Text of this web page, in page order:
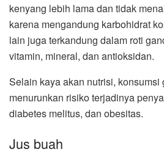
kenyang lebih lama dan tidak
karena mengandung karbohidrat
lain juga terkandung dalam roti
vitamin, mineral, dan antioksidan.
Selain kaya akan nutrisi,
menurunkan risiko terjadinya
diabetes melitus, dan obesitas.
Jus buah